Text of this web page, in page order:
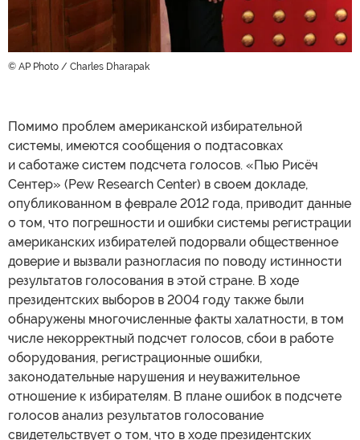
© AP Photo / Charles Dharapak
Помимо проблем американской избирательной
системы, имеются сообщения о подтасовках
и саботаже систем подсчета голосов. «Пью Рисёч
Сентер» (Pew Research Center) в своем докладе,
опубликованном в феврале 2012 года, приводит данные
о том, что погрешности и ошибки системы регистрации
американских избирателей подорвали общественное
доверие и вызвали разногласия по поводу истинности
результатов голосования в этой стране. В ходе
президентских выборов в 2004 году также были
обнаружены многочисленные факты халатности, в том
числе некорректный подсчет голосов, сбои в работе
оборудования, регистрационные ошибки,
законодательные нарушения и неуважительное
отношение к избирателям. В плане ошибок в подсчете
голосов анализ результатов голосование
свидетельствует о том, что в ходе президентских